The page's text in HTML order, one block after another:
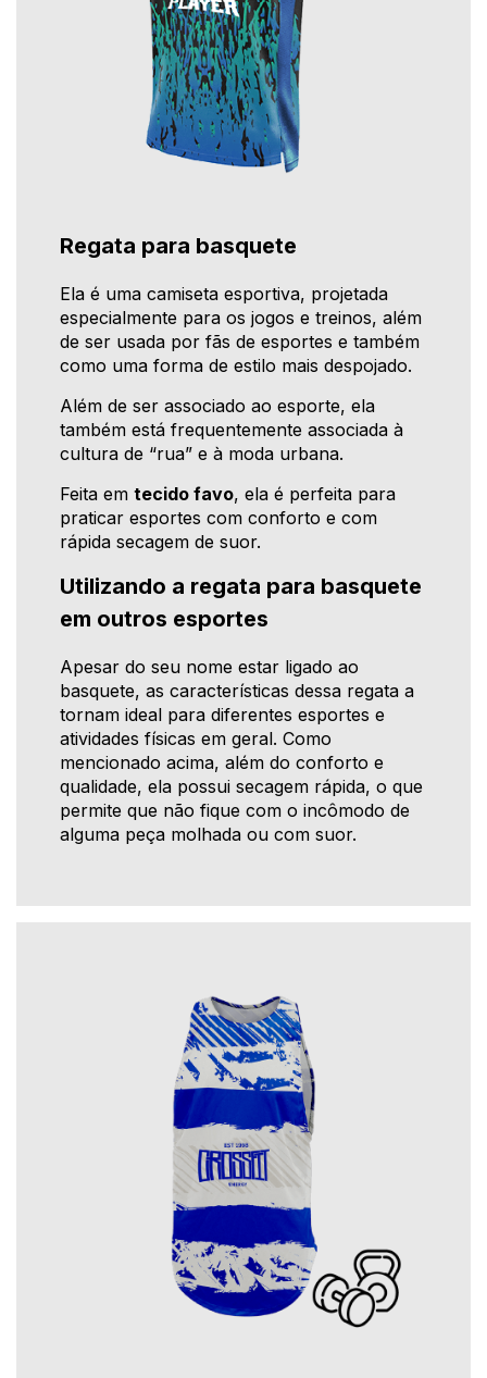
Regata para basquete
Ela é uma camiseta esportiva, projetada
especialmente para os jogos e treinos, além
de ser usada por fãs de esportes e também
como uma forma de estilo mais despojado.
Além de ser associado ao esporte, ela
também está frequentemente associada à
cultura de “rua” e à moda urbana.
Feita em tecido favo, ela é perfeita para
praticar esportes com conforto e com
rápida secagem de suor.
Utilizando a regata para basquete
em outros esportes
Apesar do seu nome estar ligado ao
basquete, as características dessa regata a
tornam ideal para diferentes esportes e
atividades físicas em geral. Como
mencionado acima, além do conforto e
qualidade, ela possui secagem rápida, o que
permite que não fique com o incômodo de
alguma peça molhada ou com suor.